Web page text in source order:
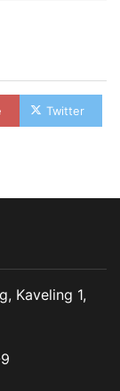
Twitter
Kaveling 1,